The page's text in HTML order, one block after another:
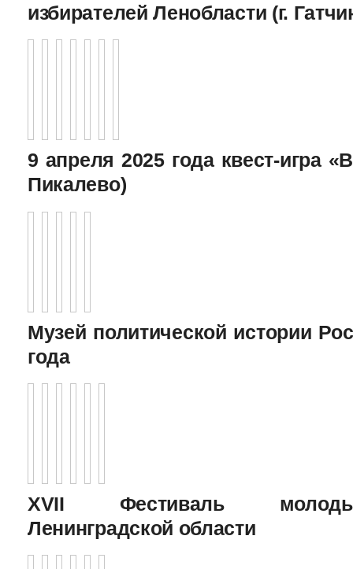
избирателей Ленобласти (г.
9 апреля 2025 года квест-игра
Пикалево)
Музей политической истории
года
XVII Фестиваль
Ленинградской области